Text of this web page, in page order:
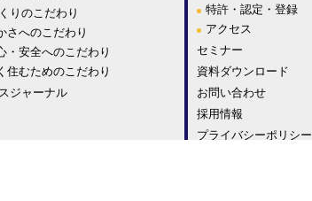
りのこだわり
さへのこだわり
・安全へのこだわり
住むためのこだわり
ジャーナル
特許・認定・登録
アクセス
セミナー
資料ダウンロード
お問い合わせ
採用情報
プライバシーポリシー